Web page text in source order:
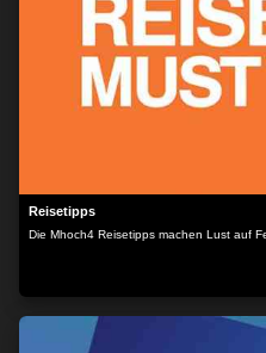
Reisetipps
Die Mhoch4 Reisetipps machen Lust auf